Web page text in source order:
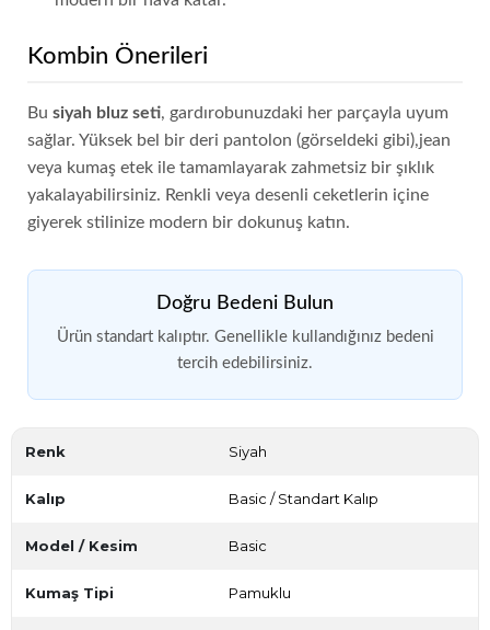
Kombin Önerileri
Bu siyah bluz seti, gardırobunuzdaki her parçayla uyum
sağlar. Yüksek bel bir deri pantolon (görseldeki gibi),jean
veya kumaş etek ile tamamlayarak zahmetsiz bir şıklık
yakalayabilirsiniz. Renkli veya desenli ceketlerin içine
giyerek stilinize modern bir dokunuş katın.
Doğru Bedeni Bulun
Ürün standart kalıptır. Genellikle kullandığınız bedeni
tercih edebilirsiniz.
Renk Siyah
Kalıp Basic / Standart Kalıp
Model / Kesim Basic
Kumaş Tipi Pamuklu